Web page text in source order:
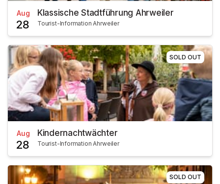
Aug
28
Klassische Stadtführung Ahrweiler
Tourist-Information Ahrweiler
SOLD OUT
Aug
28
Kindernachtwächter
Tourist-Information Ahrweiler
SOLD OUT